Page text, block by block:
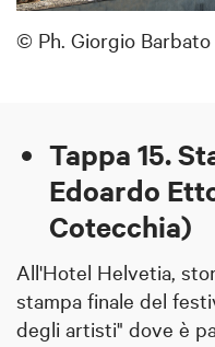
© Ph. Giorgio Barbato
Tappa 15.
Edoardo
Cotecchia)
All'Hotel Helvetia,
stampa finale del
degli artisti" dove è